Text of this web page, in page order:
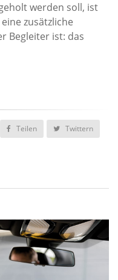
werden soll, ist
zusätzliche
Begleiter ist: das
Teilen Twittern